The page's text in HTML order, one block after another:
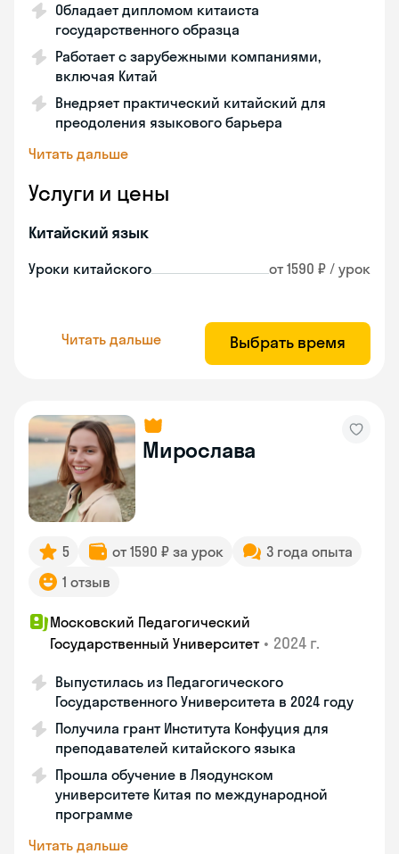
Обладает дипломом китаиста
государственного образца
Работает с зарубежными компаниями,
включая Китай
Внедряет практический китайский для
преодоления языкового барьера
Читать дальше
Услуги и цены
Китайский язык
Уроки китайского от 1590 ₽ / урок
Читать дальше Выбрать время
Мирослава
5 от 1590 ₽ за урок
3 года опыта
1 отзыв
Московский Педагогический
Государственный Университет • 2024 г.
Выпустилась из Педагогического
Государственного Университета в 2024 году
Получила грант Института Конфуция для
преподавателей китайского языка
Прошла обучение в Ляодунском
университете Китая по международной
программе
Читать дальше